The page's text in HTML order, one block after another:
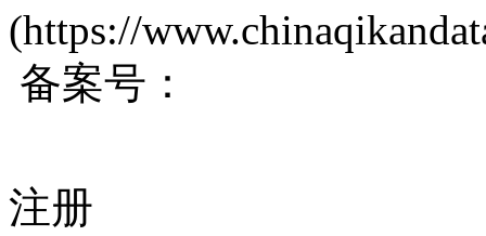
(https://
备案号：
注册